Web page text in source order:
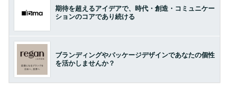
期待を超えるアイデアで、時代・創造・コミュニケー
ションのコアであり続ける
ブランディングやパッケージデザインであなたの個性
を活かしませんか？